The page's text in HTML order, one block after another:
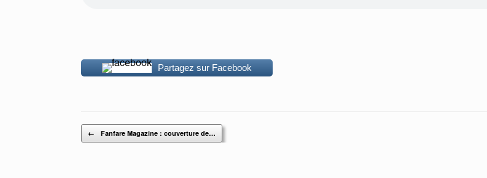
Partagez sur Facebook
Post navigation
← Fanfare Magazine : couverture de…